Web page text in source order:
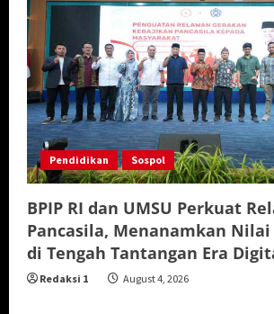
Pendidikan Sospol
BPIP RI dan UMSU Perkuat
Pancasila, Menanamkan Nilai
di Tengah Tantangan Era
Redaksi 1 August 4, 2026